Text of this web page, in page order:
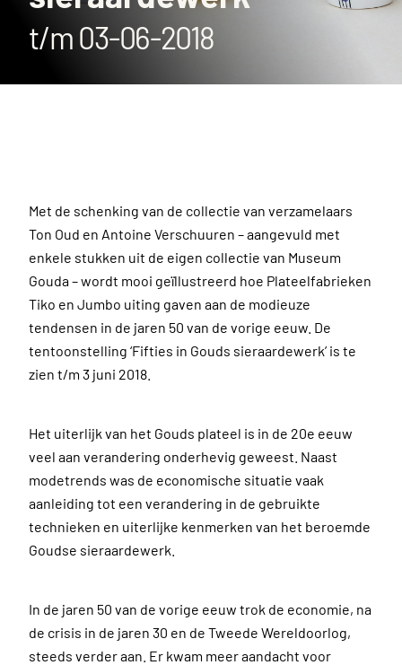
t/m 03-06-2018
Met de schenking van de collectie van verzamelaars
Ton Oud en Antoine Verschuuren – aangevuld met
enkele stukken uit de eigen collectie van Museum
Gouda – wordt mooi geïllustreerd hoe Plateelfabrieken
Tiko en Jumbo uiting gaven aan de modieuze
tendensen in de jaren 50 van de vorige eeuw. De
tentoonstelling ‘Fifties in Gouds sieraardewerk’ is te
zien t/m 3 juni 2018.
Het uiterlijk van het Gouds plateel is in de 20e eeuw
veel aan verandering onderhevig geweest. Naast
modetrends was de economische situatie vaak
aanleiding tot een verandering in de gebruikte
technieken en uiterlijke kenmerken van het beroemde
Goudse sieraardewerk.
In de jaren 50 van de vorige eeuw trok de economie, na
de crisis in de jaren 30 en de Tweede Wereldoorlog,
steeds verder aan. Er kwam meer aandacht voor